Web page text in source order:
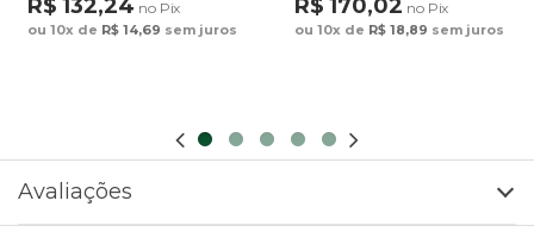
R$ 132,24 no Pix
ou 10x de R$ 14,69 sem juros
R$ 170,02 no Pix
ou 10x de R$ 18,89 sem juros
Avaliações